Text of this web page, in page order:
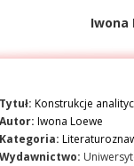
Iwona
Tytuł: Konstrukcje
Autor: Iwona Loewe
Kategoria:
Wydawnictwo: